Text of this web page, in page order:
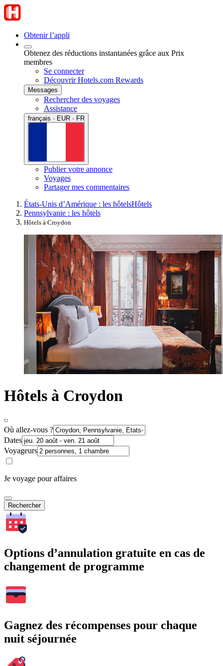
Obtenir l’appli
Obtenez des réductions instantanées grâce aux Prix
membres
Se connecter
Découvrir Hotels.com Rewards
Messages
Rechercher des voyages
Assistance
français · EUR · FR
Publier votre annonce
Voyages
Partager mes commentaires
États-Unis d’Amérique : les hôtelsHôtels
Pennsylvanie : les hôtels
Hôtels à Croydon
Hôtels à Croydon
Où allez-vous ?
Dates
Voyageurs
Je voyage pour affaires
Rechercher
Options d’annulation gratuite en cas de
changement de programme
Gagnez des récompenses pour chaque
nuit séjournée